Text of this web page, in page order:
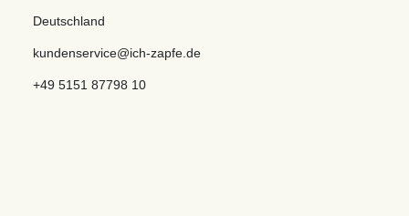
Deutschland
kundenservice@ich-zapfe.de
+49 5151 87798 10